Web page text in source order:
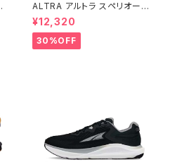
ALTRA アルトラ スペリオール
5 メンズ Blue/Orange
¥12,320
30%OFF